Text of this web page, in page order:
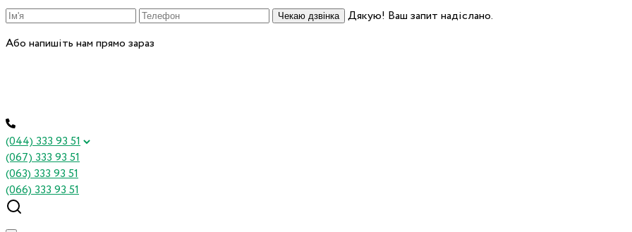
Чекаю дзвінка
Дякую! Ваш запит надіслано.
Або напишіть нам прямо зараз
(044) 333 93 51
(067) 333 93 51
(063) 333 93 51
(066) 333 93 51